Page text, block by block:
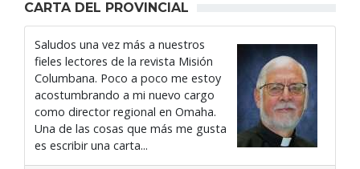
CARTA DEL PROVINCIAL
Saludos una vez más a nuestros
fieles lectores de la revista Misión
Columbana. Poco a poco me estoy
acostumbrando a mi nuevo cargo
como director regional en Omaha.
Una de las cosas que más me gusta
es escribir una carta...